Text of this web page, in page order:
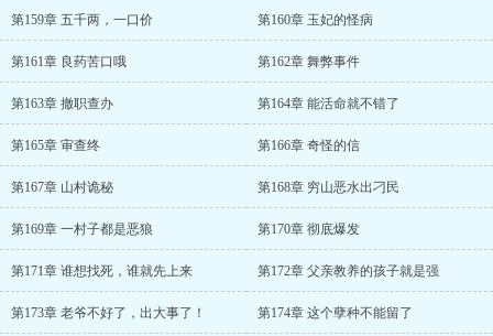
第159章 五千两，一口价 第160章 玉妃的怪病
第161章 良药苦口哦 第162章 舞弊事件
第163章 撤职查办 第164章 能活命就不错了
第165章 审查终 第166章 奇怪的信
第167章 山村诡秘 第168章 穷山恶水出刁民
第169章 一村子都是恶狼 第170章 彻底爆发
第171章 谁想找死，谁就先上来 第172章 父亲教养的孩子就是强
第173章 老爷不好了，出大事了！ 第174章 这个孽种不能留了